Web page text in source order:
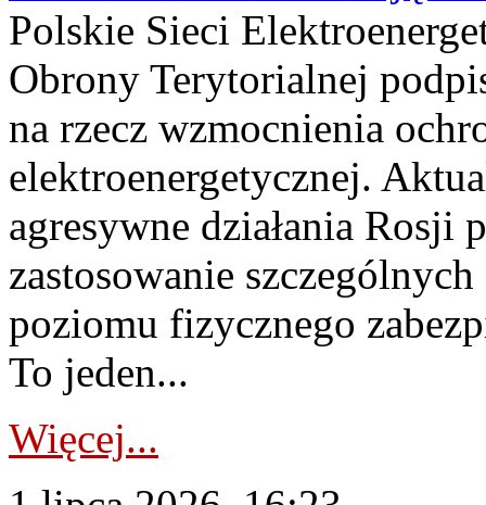
Polskie Sieci
Obrony Terytorialnej
na rzecz wzmocnienia
elektroenergetycznej.
agresywne działania Rosji
zastosowanie
poziomu fizycznego
To jeden...
Więcej...